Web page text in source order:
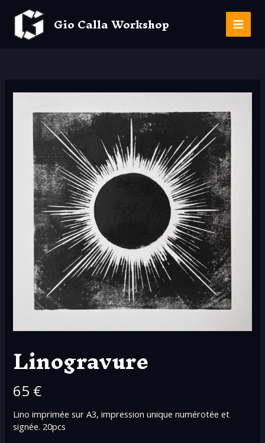
contenu
Gio Calla Workshop
Main
Linogravure
N
o
w
65 €
Lino imprimée sur A3, impression unique numérotée et
signée. 20pcs